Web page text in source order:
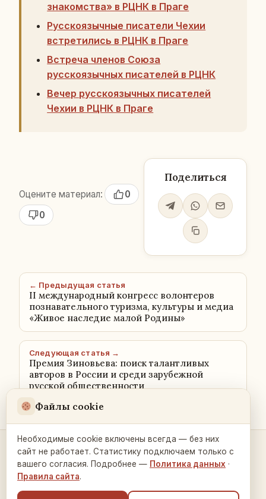
знакомства» в РЦНК в Праге
Русскоязычные писатели Чехии
встретились в РЦНК в Праге
Встреча членов Союза
русскоязычных писателей в РЦНК
Вечер русскоязычных писателей
Чехии в РЦНК в Праге
Оцените материал:
0
0
Поделиться
← Предыдущая статья
II международный конгресс волонтеров
познавательного туризма, культуры и медиа
«Живое наследие малой Родины»
Следующая статья →
Премия Зиновьева: поиск талантливых
авторов в России и среди зарубежной
русской общественности
Контакты и связь →
Файлы cookie
Необходимые cookie включены всегда — без них
сайт не работает. Статистику подключаем только с
вашего согласия. Подробнее — Политика данных ·
Правила сайта.